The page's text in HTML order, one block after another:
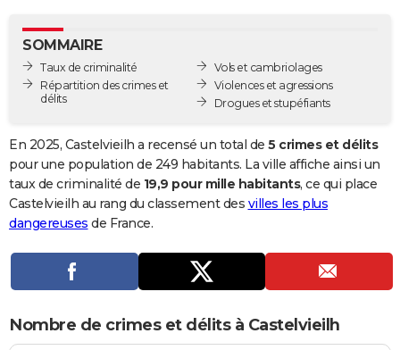
GUIDES D'ACHAT
BONS PLANS
Carte de Noël
Carte Bonne année
Carte Saint-Valentin
Carte Pâques
Carte d'anniversaire
DICTIONNAIRE
Dictionnaire
Biographies
Citations
Expressions
Proverbes
PROGRAMME TV
Se connecter
Entreprises
Service militaire
Avis de recherche
AVIS DE DÉCÈS
Bricolage
Lifestyle
Culture
Sport
Auto
Television
Voyage
Cinema
SOMMAIRE
Taux de criminalité
Répartition des crimes et
délits
Vols et cambriolages
Violences et agressions
Drogues et stupéfiants
En 2025, Castelvieilh a recensé un total de 5 crimes et délits
pour une population de 249 habitants. La ville affiche ainsi un
taux de criminalité de 19,9 pour mille habitants, ce qui place
Castelvieilh au rang du classement des villes les plus
dangereuses de France.
Nombre de crimes et délits à Castelvieilh